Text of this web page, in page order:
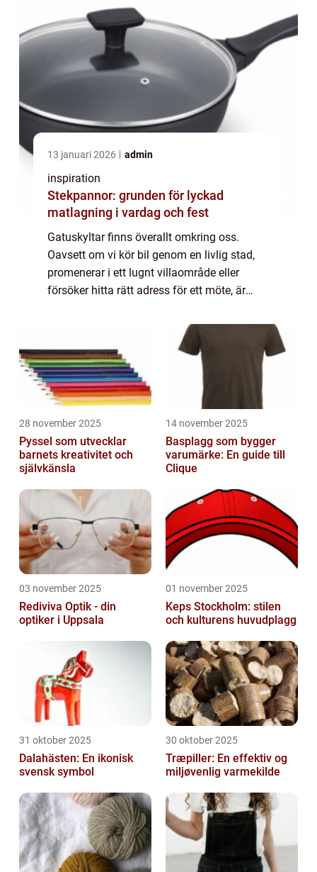
13 januari 2026 admin
inspiration
Stekpannor: grunden för lyckad
matlagning i vardag och fest
Gatuskyltar finns överallt omkring oss.
Oavsett om vi kör bil genom en livlig stad,
promenerar i ett lugnt villaområde eller
försöker hitta rätt adress för ett möte, är
28 november 2025
Pyssel som utvecklar
barnets kreativitet och
självkänsla
14 november 2025
Basplagg som bygger
varumärke: En guide till
Clique
03 november 2025
Rediviva Optik - din
optiker i Uppsala
01 november 2025
Keps Stockholm: stilen
och kulturens huvudplagg
31 oktober 2025
Dalahästen: En ikonisk
svensk symbol
30 oktober 2025
Træpiller: En effektiv og
miljøvenlig varmekilde